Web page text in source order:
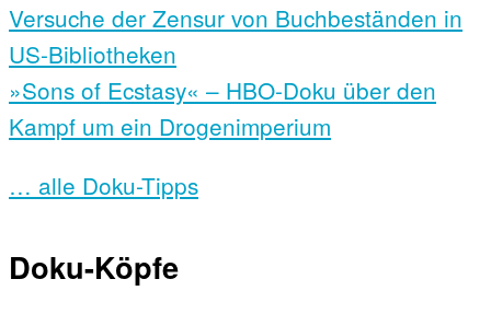
Versuche der Zensur von Buchbeständen in
US-Bibliotheken
»Sons of Ecstasy« – HBO-Doku über den
Kampf um ein Drogenimperium
… alle Doku-Tipps
Doku-Köpfe